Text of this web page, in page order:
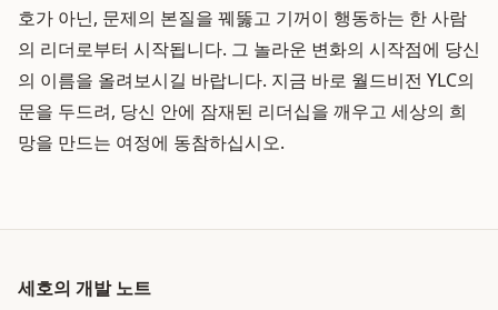
호가 아닌, 문제의 본질을 꿰뚫고 기꺼이 행동하는 한 사람
의 리더로부터 시작됩니다. 그 놀라운 변화의 시작점에 당신
의 이름을 올려보시길 바랍니다. 지금 바로 월드비전 YLC의
문을 두드려, 당신 안에 잠재된 리더십을 깨우고 세상의 희
망을 만드는 여정에 동참하십시오.
세호의 개발 노트